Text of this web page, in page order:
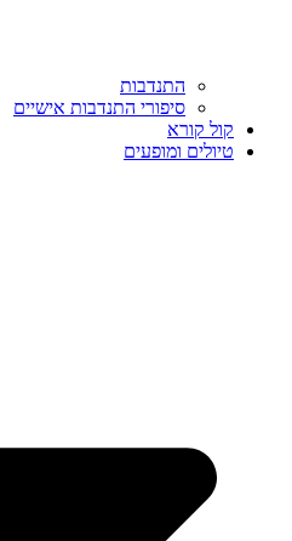
התנדבות
סיפורי התנדבות אישיים
קול קורא
טיולים ומופעים